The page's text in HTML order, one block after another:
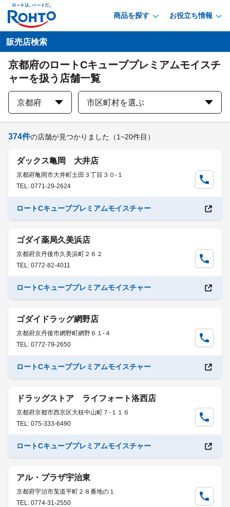
商品を探す お役立ち情報
販売店検索
京都府のロートCキューブプレミアムモイスチ
ャーを扱う店舗一覧
京都府 市区町村を選ぶ
374件の店舗が見つかりました （1~20件目）
ダックス亀岡 大井店
京都府亀岡市大井町土田３丁目３０-１
TEL: 0771-29-2624
ロートCキューブプレミアムモイスチャー
ゴダイ薬局久美浜店
京都府京丹後市久美浜町２６２
TEL: 0772-82-4011
ロートCキューブプレミアムモイスチャー
ゴダイドラッグ網野店
京都府京丹後市網野町網野６１-４
TEL: 0772-79-2650
ロートCキューブプレミアムモイスチャー
ドラッグストア ライフォート洛西店
京都府京都市西京区大枝中山町７-１１６
TEL: 075-333-6490
ロートCキューブプレミアムモイスチャー
アル・プラザ宇治東
京都府宇治市莵道平町２８番地の１
TEL: 0774-31-2550